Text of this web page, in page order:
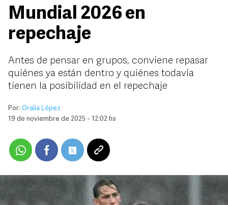
Mundial 2026 en
repechaje
Antes de pensar en grupos, conviene repasar
quiénes ya están dentro y quiénes todavía
tienen la posibilidad en el repechaje
Por: Oralia López
19 de noviembre de 2025 - 12:02 hs